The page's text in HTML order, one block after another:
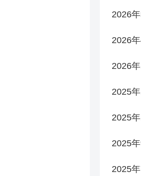
2026年
2026年
2026年
2025
2025
2025年
2025年